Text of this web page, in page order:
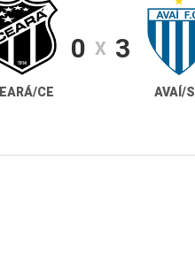
CE
0 X 3
AVAÍ/